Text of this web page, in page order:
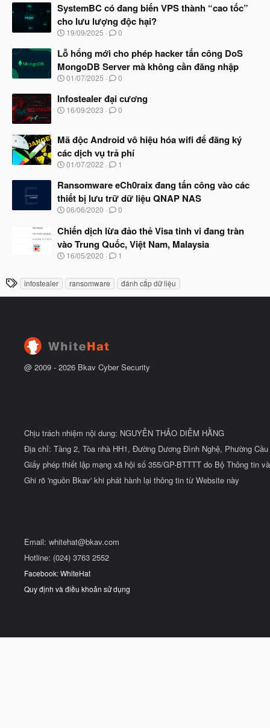
SystemBC có đang biến VPS thành “cao tốc”
cho lưu lượng độc hại?
N
à
b
ắ
đ
ầ
19/09/2025 0
Lỗ hổng mới cho phép hacker tấn công DoS
MongoDB Server mà không cần đăng nhập
N
à
y
b
t
đ
ầ
u
01/07/2025 0
Infostealer đại cương
N
y
b
ắ
t
ầ
u
16/09/2023 0
Mã độc Android vô hiệu hóa wifi để đăng ký
các dịch vụ trả phí
N
à
b
ắ
đ
ầ
u
01/07/2022 1
Ransomware eCh0raix đang tấn công vào các
thiết bị lưu trữ dữ liệu QNAP NAS
N
à
b
ắ
đ
ầ
u
06/06/2020 0
Chiến dịch lừa đảo thẻ Visa tinh vi đang tràn
vào Trung Quốc, Việt Nam, Malaysia
N
u
16/05/2020 1
T
h
infostealer ransomware đánh cắp dữ liệu
@ 2009 - 2026 Bkav Cyber Security
Chịu trách nhiệm nội dung: NGUYỄN THẢO DIỄM HẰNG
Địa chỉ: Tầng 2, Tòa nhà HH1, Đường Dương Đình Nghệ, Phường
Giấy phép thiết lập mạng xã hội số 355/GP-BTTTT do Bộ Thông tin
Ghi rõ 'nguồn Bkav' khi phát hành lại thông tin từ Website này
Email: whitehat@bkav.com
Hotline: (024) 3763 2552
Facebook: WhiteHat
Quy định và điều khoản sử dụng